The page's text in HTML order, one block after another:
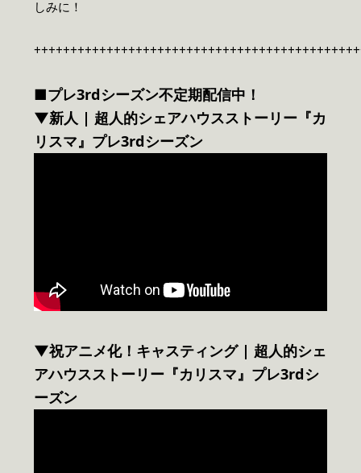
しみに！
■プレ3rdシーズン不定期配信中！
▼新人 | 超人的シェアハウスストーリー『カ
リスマ』プレ3rdシーズン
▼祝アニメ化！キャスティング | 超人的シェ
アハウスストーリー『カリスマ』プレ3rdシ
ーズン